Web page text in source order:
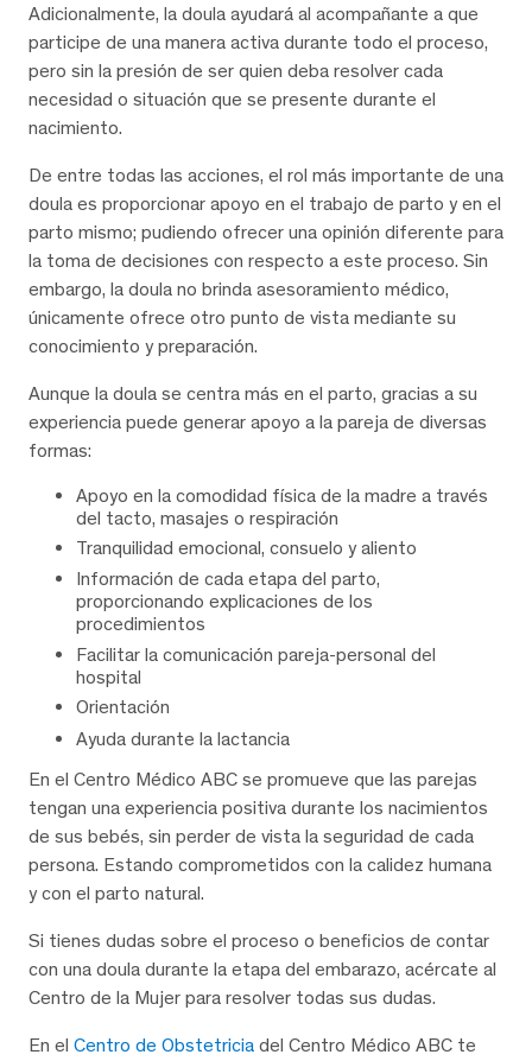
Adicionalmente, la doula ayudará al acompañante a que
participe de una manera activa durante todo el proceso,
pero sin la presión de ser quien deba resolver cada
necesidad o situación que se presente durante el
nacimiento.
De entre todas las acciones, el rol más importante de una
doula es proporcionar apoyo en el trabajo de parto y en el
parto mismo; pudiendo ofrecer una opinión diferente para
la toma de decisiones con respecto a este proceso. Sin
embargo, la doula no brinda asesoramiento médico,
únicamente ofrece otro punto de vista mediante su
conocimiento y preparación.
Aunque la doula se centra más en el parto, gracias a su
experiencia puede generar apoyo a la pareja de diversas
formas:
Apoyo en la comodidad física de la madre a través
del tacto, masajes o respiración
Tranquilidad emocional, consuelo y aliento
Información de cada etapa del parto,
proporcionando explicaciones de los
procedimientos
Facilitar la comunicación pareja-personal del
hospital
Orientación
Ayuda durante la lactancia
En el Centro Médico ABC se promueve que las parejas
tengan una experiencia positiva durante los nacimientos
de sus bebés, sin perder de vista la seguridad de cada
persona. Estando comprometidos con la calidez humana
y con el parto natural.
Si tienes dudas sobre el proceso o beneficios de contar
con una doula durante la etapa del embarazo, acércate al
Centro de la Mujer para resolver todas sus dudas.
En el Centro de Obstetricia del Centro Médico ABC te